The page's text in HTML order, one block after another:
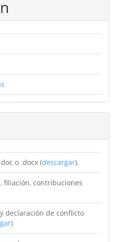
o .docx (descargar).
filiación, contribuciones
declaración de conflicto
)